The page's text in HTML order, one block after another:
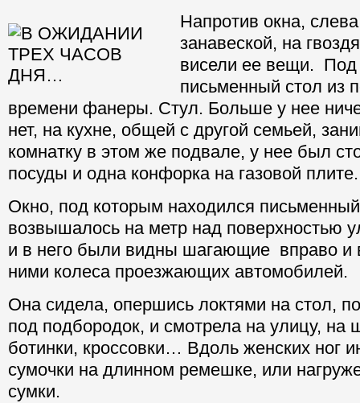
Напротив окна,
занавеской, на
висели ее вещи. Под
письменный стол из
времени фанеры. Стул. Больше у нее
нет, на кухне, общей с другой семьей,
комнатку в этом же подвале, у нее был
посуды и одна конфорка на газовой плите.
Окно, под которым находился
возвышалось на метр над поверхностью
и в него были видны шагающие вправо и
ними колеса проезжающих
Она сидела, опершись локтями на стол,
под подбородок, и смотрела на улицу,
ботинки, кроссовки… Вдоль женских ног
сумочки на длинном ремешке, или
сумки.